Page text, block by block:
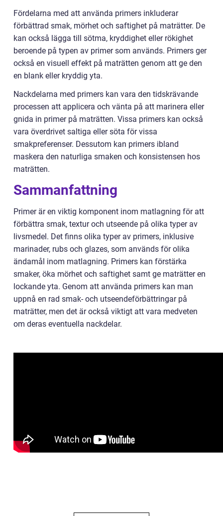
Fördelarna med att använda primers inkluderar
förbättrad smak, mörhet och saftighet på maträtter. De
kan också lägga till sötma, kryddighet eller rökighet
beroende på typen av primer som används. Primers ger
också en visuell effekt på maträtten genom att ge den
en blank eller kryddig yta.
Nackdelarna med primers kan vara den tidskrävande
processen att applicera och vänta på att marinera eller
gnida in primer på maträtten. Vissa primers kan också
vara överdrivet saltiga eller söta för vissa
smakpreferenser. Dessutom kan primers ibland
maskera den naturliga smaken och konsistensen hos
maträtten.
Sammanfattning
Primer är en viktig komponent inom matlagning för att
förbättra smak, textur och utseende på olika typer av
livsmedel. Det finns olika typer av primers, inklusive
marinader, rubs och glazes, som används för olika
ändamål inom matlagning. Primers kan förstärka
smaker, öka mörhet och saftighet samt ge maträtter en
lockande yta. Genom att använda primers kan man
uppnå en rad smak- och utseendeförbättringar på
maträtter, men det är också viktigt att vara medveten
om deras eventuella nackdelar.